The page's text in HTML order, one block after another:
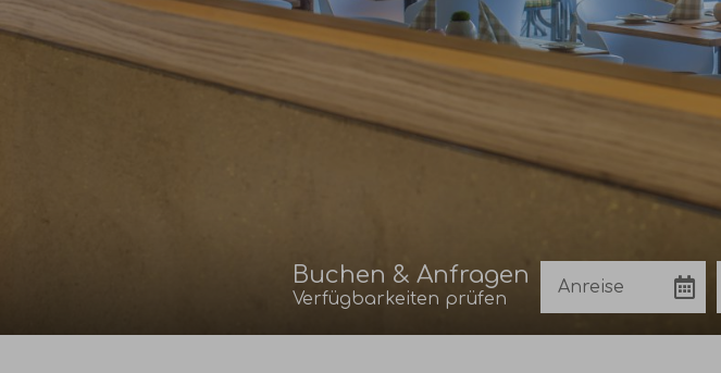
Buchen & Anfragen
Verfügbarkeiten prüfen
Anreise